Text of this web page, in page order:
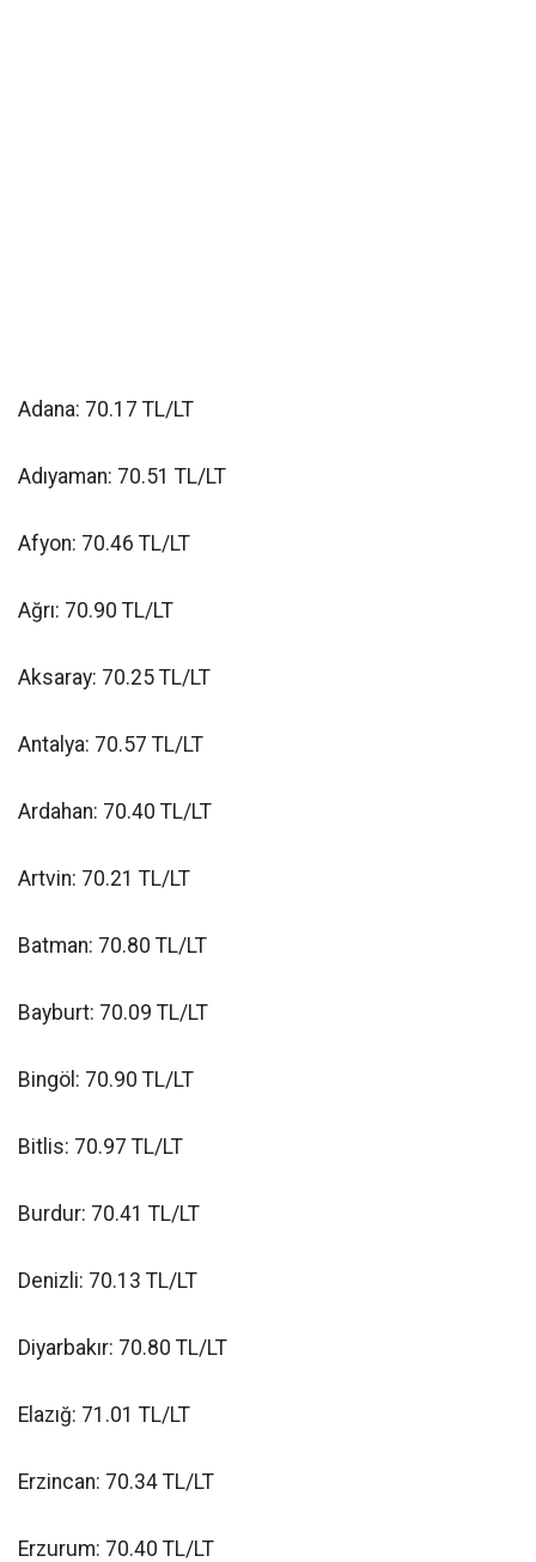
Adana: 70.17 TL/LT
Adıyaman: 70.51 TL/LT
Afyon: 70.46 TL/LT
Ağrı: 70.90 TL/LT
Aksaray: 70.25 TL/LT
Antalya: 70.57 TL/LT
Ardahan: 70.40 TL/LT
Artvin: 70.21 TL/LT
Batman: 70.80 TL/LT
Bayburt: 70.09 TL/LT
Bingöl: 70.90 TL/LT
Bitlis: 70.97 TL/LT
Burdur: 70.41 TL/LT
Denizli: 70.13 TL/LT
Diyarbakır: 70.80 TL/LT
Elazığ: 71.01 TL/LT
Erzincan: 70.34 TL/LT
Erzurum: 70.40 TL/LT